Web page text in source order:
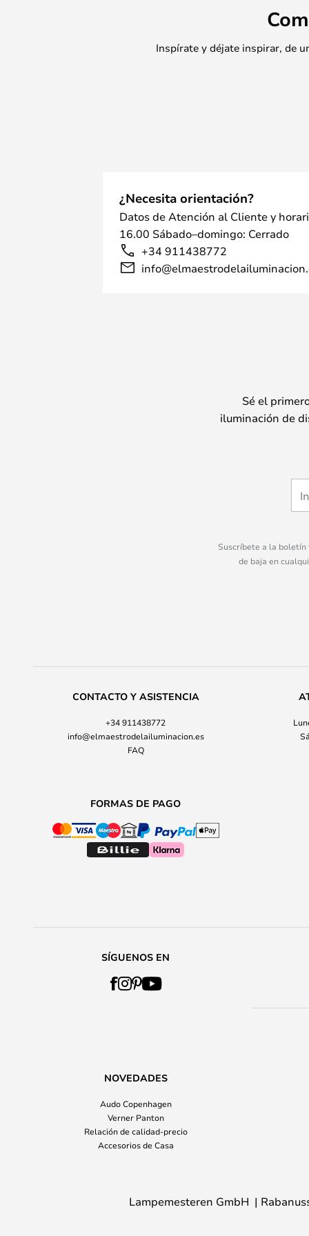
Inspírate y déjate inspirar, de
¿Necesita orientación?
Datos de Atención al Cliente y
16.00 Sábado–domingo: Cerrado
+34 911438772
Sé el
iluminación de
Suscríbete a la boletín
de baja en
CONTACTO Y ASISTENCIA
+34 911438772
info@elmaestrodelailuminacion.es
FAQ
FORMAS DE PAGO
SÍGUENOS EN
NOVEDADES
Audo Copenhagen
Verner Panton
Relación de calidad-precio
Accesorios de Casa
Lampemesteren GmbH